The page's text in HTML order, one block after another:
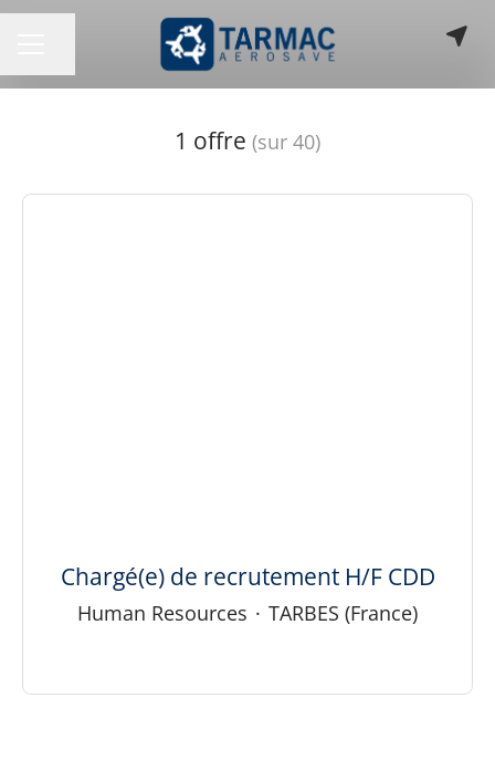
Partager la page
1 offre (sur 40)
Chargé(e) de recrutement H/F CDD
Human Resources · TARBES (France)